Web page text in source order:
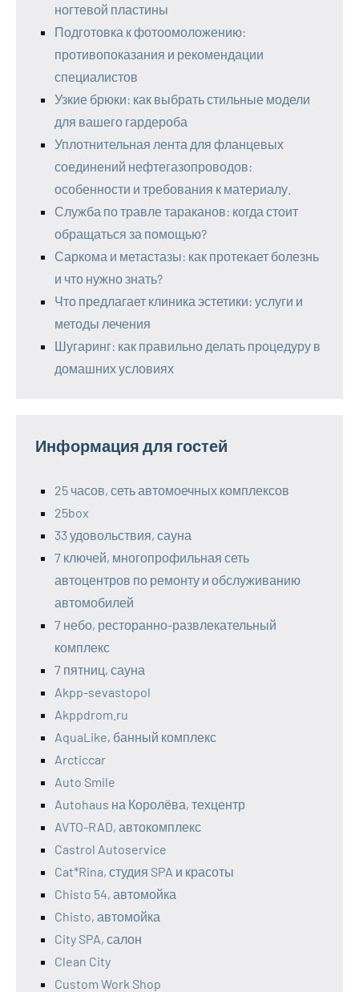
ногтевой пластины
Подготовка к фотоомоложению:
противопоказания и рекомендации
специалистов
Узкие брюки: как выбрать стильные модели
для вашего гардероба
Уплотнительная лента для фланцевых
соединений нефтегазопроводов:
особенности и требования к материалу.
Служба по травле тараканов: когда стоит
обращаться за помощью?
Саркома и метастазы: как протекает болезнь
и что нужно знать?
Что предлагает клиника эстетики: услуги и
методы лечения
Шугаринг: как правильно делать процедуру в
домашних условиях
Информация для гостей
25 часов, сеть автомоечных комплексов
25box
33 удовольствия, сауна
7 ключей, многопрофильная сеть
автоцентров по ремонту и обслуживанию
автомобилей
7 небо, ресторанно-развлекательный
комплекс
7 пятниц, сауна
Akpp-sevastopol
Akppdrom.ru
AquaLike, банный комплекс
Arcticcar
Auto Smile
Autohaus на Королёва, техцентр
AVTO-RAD, автокомплекс
Castrol Autoservice
Cat*Rina, студия SPA и красоты
Chisto 54, автомойка
Chisto, автомойка
City SPA, салон
Clean City
Custom Work Shop